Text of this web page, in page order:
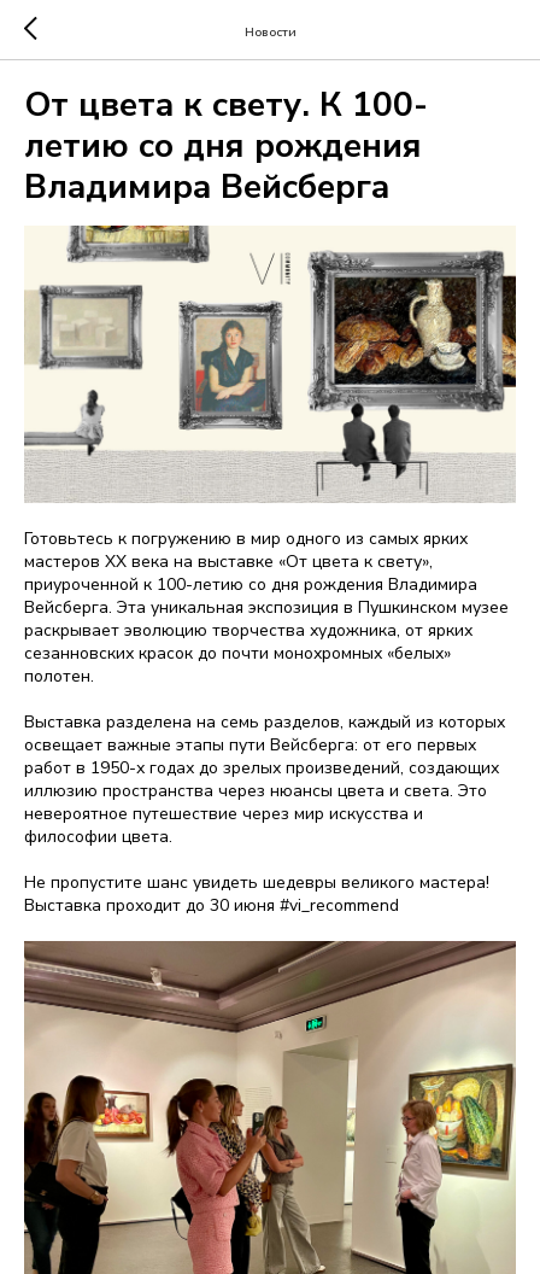
Новости
От цвета к свету. К 100-
летию со дня рождения
Владимира Вейсберга
Готовьтесь к погружению в мир одного из самых ярких
мастеров XX века на выставке «От цвета к свету»,
приуроченной к 100-летию со дня рождения Владимира
Вейсберга. Эта уникальная экспозиция в Пушкинском музее
раскрывает эволюцию творчества художника, от ярких
сезанновских красок до почти монохромных «белых»
полотен.
Выставка разделена на семь разделов, каждый из которых
освещает важные этапы пути Вейсберга: от его первых
работ в 1950-х годах до зрелых произведений, создающих
иллюзию пространства через нюансы цвета и света. Это
невероятное путешествие через мир искусства и
философии цвета.
Не пропустите шанс увидеть шедевры великого мастера!
Выставка проходит до 30 июня #vi_recommend